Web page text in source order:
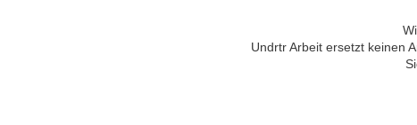
Undrtr Arbeit ersetzt keinen